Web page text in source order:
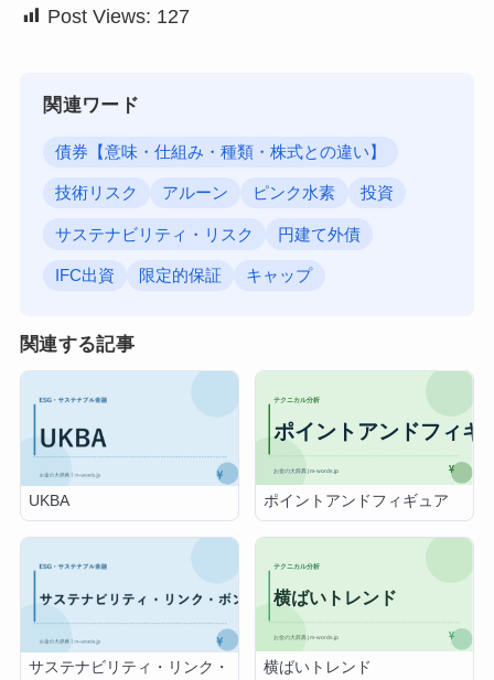
Post Views: 127
関連ワード
債券【意味・仕組み・種類・株式との違い】
技術リスク アルーン ピンク水素 投資
サステナビリティ・リスク 円建て外債
IFC出資 限定的保証 キャップ
関連する記事
UKBA ポイントアンドフィギュア
サステナビリティ・リンク・
横ばいトレンド